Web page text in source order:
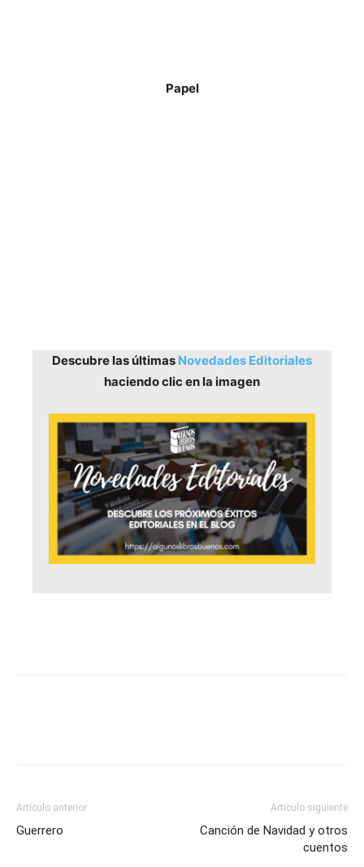
Papel
Descubre las últimas Novedades Editoriales
haciendo clic en la imagen
Artículo anterior
Guerrero
Artículo siguiente
Canción de Navidad y otros
cuentos